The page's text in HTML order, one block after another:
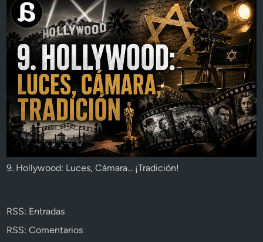
9. Hollywood: Luces, Cámara... ¡Tradición!
RSS: Entradas
RSS: Comentarios